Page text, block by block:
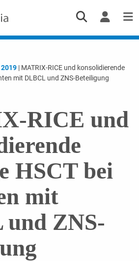
2019| MATRIX-RICE und konsolidierende
mit DLBCL und ZNS-Beteiligung
RICE und
HSCT bei
mit
ZNS-